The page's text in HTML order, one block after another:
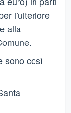
l’ulteriore
alla
sono così